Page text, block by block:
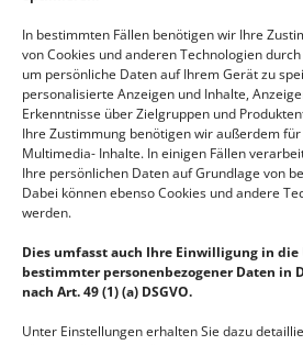
In bestimmten Fällen benötigen wir Ihre
von Cookies und anderen Technologien
um persönliche Daten auf Ihrem Gerät zu
personalisierte Anzeigen und Inhalte,
Erkenntnisse über Zielgruppen und
Ihre Zustimmung benötigen wir außerdem
Multimedia- Inhalte. In einigen Fällen
Ihre persönlichen Daten auf Grundlage von
Dabei können ebenso Cookies und andere
werden.
Dies umfasst auch Ihre Einwilligung in
bestimmter personenbezogener Daten in
nach Art. 49 (1) (a) DSGVO.
Unter Einstellungen erhalten Sie dazu
zurück zur
Jetzt Angebot für dieses
Name